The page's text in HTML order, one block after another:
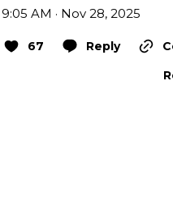
9:05 AM · Nov 28, 2025
67 Reply